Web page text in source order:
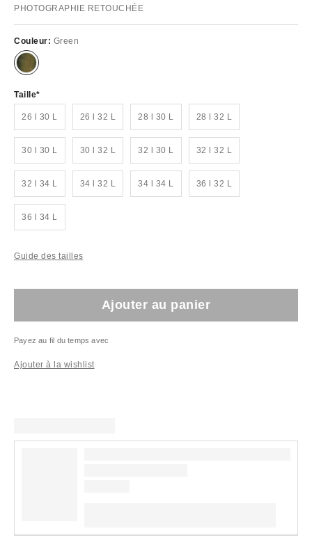
PHOTOGRAPHIE RETOUCHÉE
Couleur: Green
Taille
26 l 30 L 26 l 32 L 28 l 30 L 28 l 32 L
30 l 30 L 30 l 32 L 32 l 30 L 32 l 32 L
32 l 34 L 34 l 32 L 34 l 34 L 36 l 32 L
36 l 34 L
Guide des tailles
Ajouter au panier
Payez au fil du temps avec
Ajouter à la wishlist